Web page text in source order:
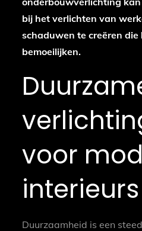
bij het verlichten van
schaduwen te creëren die
bemoeilijken.
voor
interieurs
Duurzaamheid is een